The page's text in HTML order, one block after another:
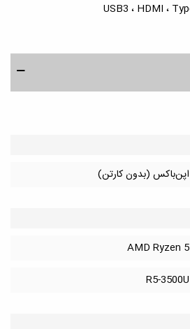
اپن‌باکس (بدون کارتن)
AMD Ryzen 5
R5-3500U